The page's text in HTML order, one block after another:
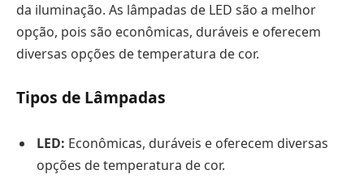
da iluminação. As lâmpadas de LED são a melhor
opção, pois são econômicas, duráveis e oferecem
diversas opções de temperatura de cor.
Tipos de Lâmpadas
LED: Econômicas, duráveis e oferecem diversas
opções de temperatura de cor.